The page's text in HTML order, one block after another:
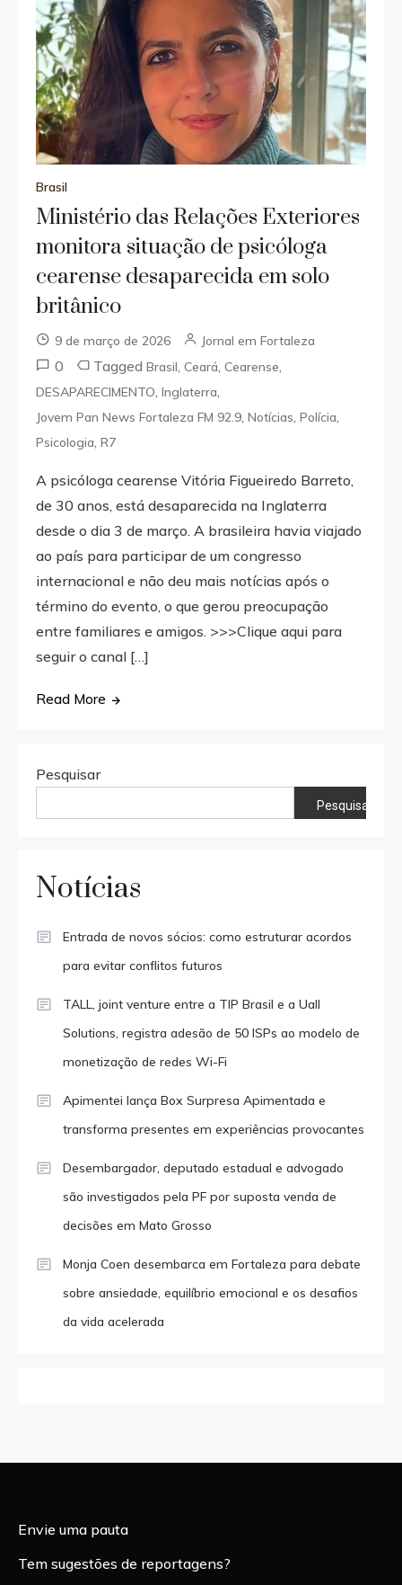
Brasil
Ministério das Relações Exteriores
monitora situação de psicóloga
cearense desaparecida em solo
britânico
9 de março de 2026 Jornal em Fortaleza
0 TaggedBrasil ,Ceará ,Cearense
DESAPARECIMENTO ,Inglaterra
Jovem Pan News Fortaleza FM 92.9 ,Notícias ,Polícia
Psicologia ,R7
A psicóloga cearense Vitória Figueiredo Barreto,
de 30 anos, está desaparecida na Inglaterra
desde o dia 3 de março. A brasileira havia viajado
ao país para participar de um congresso
internacional e não deu mais notícias após o
término do evento, o que gerou preocupação
entre familiares e amigos. >>>Clique aqui para
seguir o canal […]
Read More
Pesquisar
Pesquisar
Notícias
Entrada de novos sócios: como estruturar acordos
para evitar conflitos futuros
TALL, joint venture entre a TIP Brasil e a Uall
Solutions, registra adesão de 50 ISPs ao modelo de
monetização de redes Wi-Fi
Apimentei lança Box Surpresa Apimentada e
transforma presentes em experiências provocantes
Desembargador, deputado estadual e advogado
são investigados pela PF por suposta venda de
decisões em Mato Grosso
Monja Coen desembarca em Fortaleza para debate
sobre ansiedade, equilíbrio emocional e os desafios
da vida acelerada
Envie uma pauta
Tem sugestões de reportagens?